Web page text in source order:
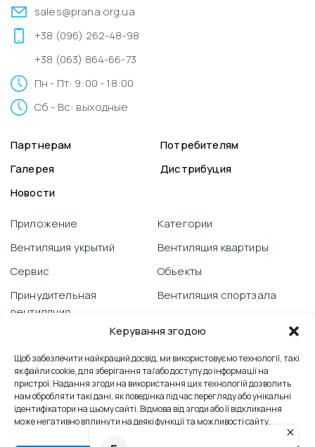
Керування згодою
Щоб забезпечити найкращий досвід, ми використовуємо технології, такі
як файли cookie, для зберігання та/або доступу до інформації на
пристрої. Надання згоди на використання цих технологій дозволить
нам обробляти такі дані, як поведінка під час перегляду або унікальні
ідентифікатори на цьому сайті. Відмова від згоди або її відкликання
може негативно вплинути на деякі функції та можливості сайту.
sales@prana.org.ua
+38 (096) 262-48-98
+38 (063) 864-66-73
Пн - Пт: 9:00 - 18:00
Сб - Вс: выходные
Партнерам
Потребителям
Галерея
Дистрибуция
Новости
Приложение
Вентиляция укрытий
Сервис
Принудительная
вентиляция
PRANA со смартфона
Техническая поддержка
Борьба с плесенью
Категории
Вентиляция квартиры
Объекты
Вентиляция спортзала
Отзывы
Вентиляция офиса
Контакты
Промышленная вентиляция